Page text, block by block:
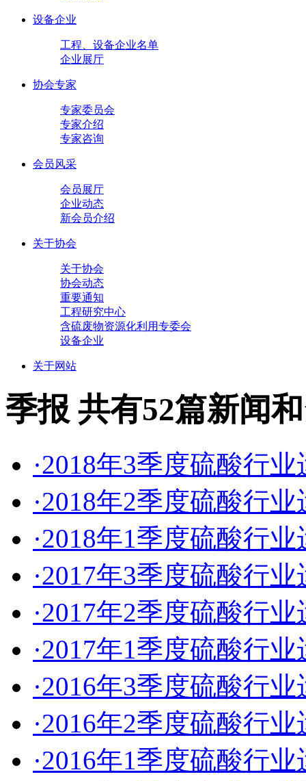
设备企业
工程、设备企业名单
企业展厅
协会专家
专家委员会
专家介绍
专家咨询
会员风采
会员展厅
企业动态
新会员介绍
关于协会
关于协会
协会动态
重要通知
工程研究中心
含硫废物资源化利用专委会
设备企业
关于网站
季报 共有52篇新闻
·2018年3季度硫酸行
·2018年2季度硫酸行
·2018年1季度硫酸行
·2017年3季度硫酸行
·2017年2季度硫酸行
·2017年1季度硫酸行
·2016年3季度硫酸行
·2016年2季度硫酸行
·2016年1季度硫酸行